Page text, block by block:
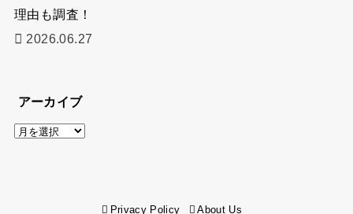
理由も調査！
2026.06.27
アーカイブ
ア
Privacy Policy About Us